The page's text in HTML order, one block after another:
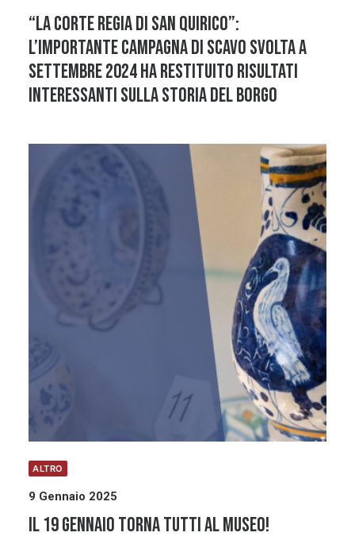
“La corte regia di San Quirico”:
l’importante campagna di scavo svolta a
settembre 2024 ha restituito risultati
interessanti sulla storia del borgo
ALTRO
9 Gennaio 2025
Il 19 gennaio torna Tutti al Museo!